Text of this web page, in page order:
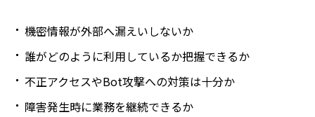
機密情報が外部へ漏えいしないか
誰がどのように利用しているか把握できるか
不正アクセスやBot攻撃への対策は十分か
障害発生時に業務を継続できるか